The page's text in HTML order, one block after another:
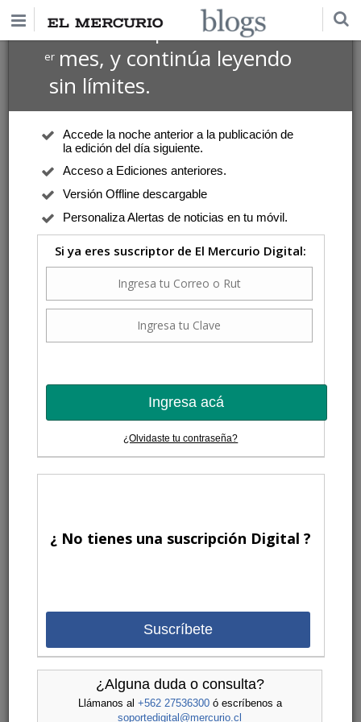
Suscríbete por $1 USD
ermes, y continúa leyendo
sin límites.
Accede la noche anterior a la publicación de
la edición del día siguiente.
Acceso a Ediciones anteriores.
Versión Offline descargable
Personaliza Alertas de noticias en tu móvil.
Si ya eres suscriptor de El Mercurio Digital:
Ingresa acá
¿Olvidaste tu contraseña?
¿ No tienes una suscripción Digital ?
Suscríbete
¿Alguna duda o consulta?
Llámanos al +562 27536300ó escríbenos a
soportedigital@mercurio.cl